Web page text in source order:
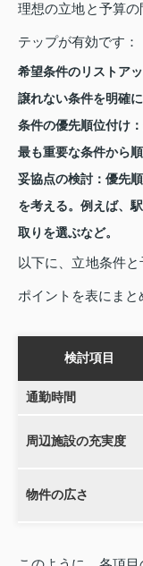
理想の立地と予算
テップが有効です：
希望条件のリストアッ
譲れない条件を明確に
条件の優先順位付け：
最も重要な条件から
妥協点の検討： 優先
を考える。例えば、
取りを選ぶなど。
以下に、立地条件
ポイントを表にまと
検討項目
通勤時間
周辺施設の充実度
物件の広さ